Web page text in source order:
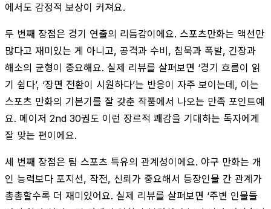
에서도 감정적 보상이 커져요.
두 번째 장점은 경기 연출의 리듬감이에요. 스포츠만화는 액션만
많다고 재미있는 게 아니고, 공격과 수비, 침묵과 폭발, 긴장과
해소의 균형이 중요해요. 실제 리뷰를 살펴보면 ‘경기 흐름이 읽
기 쉽다’, ‘장면 전환이 시원하다’는 반응이 자주 보이는데, 이는
스포츠 만화의 기본기를 잘 갖춘 작품에서 나오는 만족 포인트예
요. 메이저 2nd 30권도 이런 장르적 쾌감을 기대하는 독자에게
잘 맞는 편이에요.
세 번째 장점은 팀 스포츠 특유의 관계성이에요. 야구 만화는 개
인 능력보다 포지션, 작전, 신뢰가 중요해서 등장인물 간 관계가
촘촘할수록 더 재미있어요. 실제 리뷰를 살펴보면 ‘주변 인물들